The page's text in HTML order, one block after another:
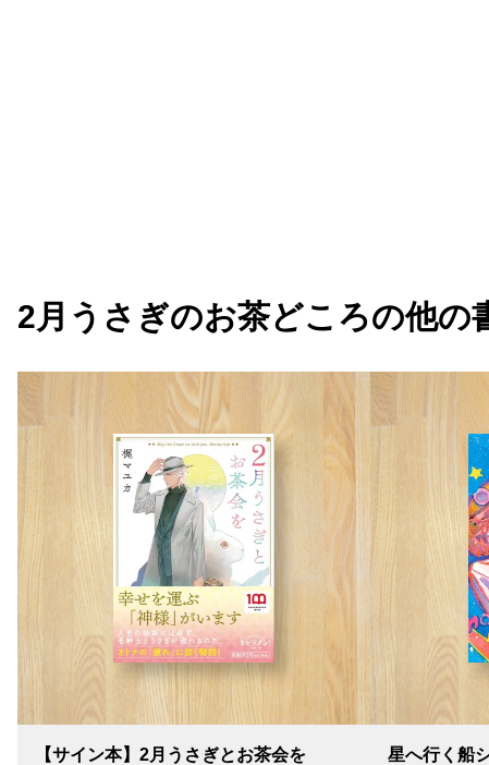
2月うさぎのお茶どころの他の
【サイン本】2月うさぎとお茶会を
星へ行く船